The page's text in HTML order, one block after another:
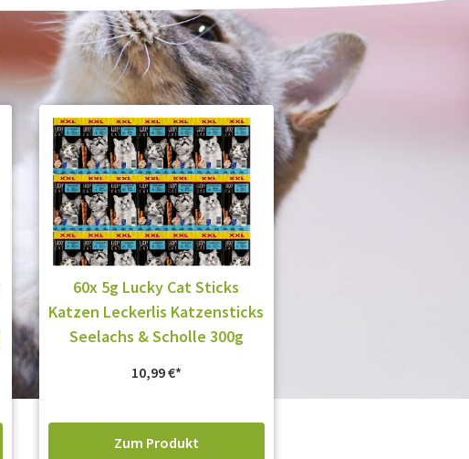
60x 5g Lucky Cat Sticks
Katzen Leckerlis Katzensticks
Seelachs & Scholle 300g
10,99€
Zum Produkt